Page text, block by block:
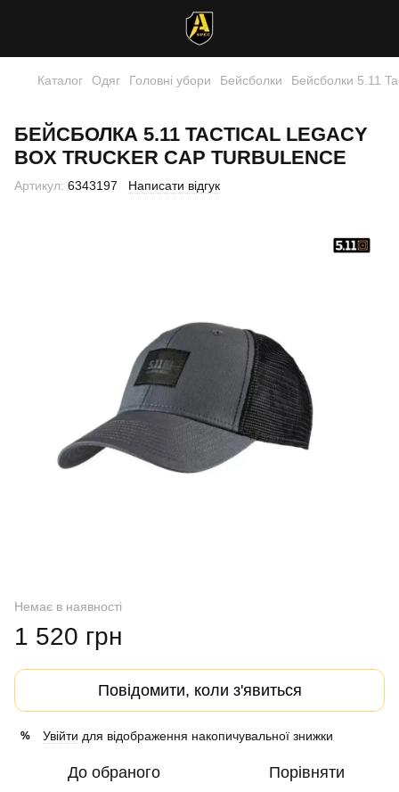
Каталог Одяг Головні убори Бейсболки Бейсболки 5.11
БЕЙСБОЛКА 5.11 TACTICAL LEGACY
BOX TRUCKER CAP TURBULENCE
Артикул: 6343197 Написати відгук
Немає в наявності
1 520 грн
Повідомити, коли з'явиться
% Увійти для відображення накопичувальної знижки
До обраного Порівняти